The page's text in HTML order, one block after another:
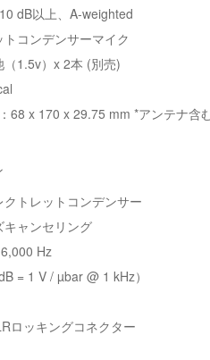
dB以上、A-weighted
コンデンサーマイク
1.5v）x 2本 (別売)
68 x 170 x 29.75 mm *アンテナ含
トレットコンデンサー
ャンセリング
Hz
= 1 V / µbar @ 1 kHz）
ロッキングコネクター